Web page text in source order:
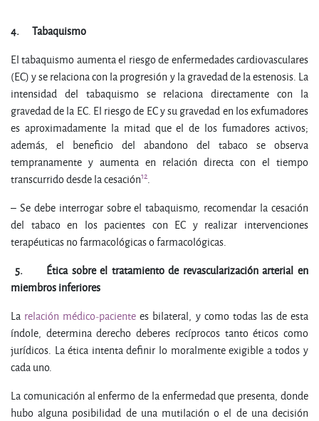
4. Tabaquismo
El tabaquismo aumenta el riesgo de enfermedades cardiovasculares
(EC) y se relaciona con la progresión y la gravedad de la estenosis. La
intensidad del tabaquismo se relaciona directamente con la
gravedad de la EC. El riesgo de EC y su gravedad en los exfumadores
es aproximadamente la mitad que el de los fumadores activos;
además, el beneficio del abandono del tabaco se observa
tempranamente y aumenta en relación directa con el tiempo
transcurrido desde la cesación12.
– Se debe interrogar sobre el tabaquismo, recomendar la cesación
del tabaco en los pacientes con EC y realizar intervenciones
terapéuticas no farmacológicas o farmacológicas.
5. Ética sobre el tratamiento de revascularización arterial en
miembros inferiores
La relación médico-paciente es bilateral, y como todas las de esta
índole, determina derecho deberes recíprocos tanto éticos como
jurídicos. La ética intenta definir lo moralmente exigible a todos y
cada uno.
La comunicación al enfermo de la enfermedad que presenta, donde
hubo alguna posibilidad de una mutilación o el de una decisión